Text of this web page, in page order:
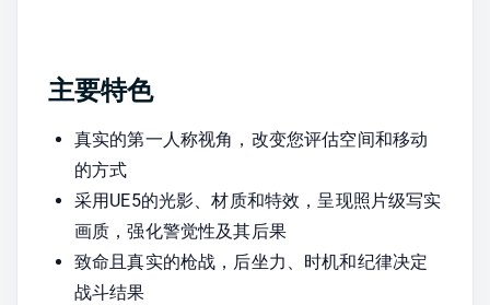
主要特色
真实的第一人称视角，改变您评估空间和移动
的方式
采用UE5的光影、材质和特效，呈现照片级写实
画质，强化警觉性及其后果
致命且真实的枪战，后坐力、时机和纪律决定
战斗结果